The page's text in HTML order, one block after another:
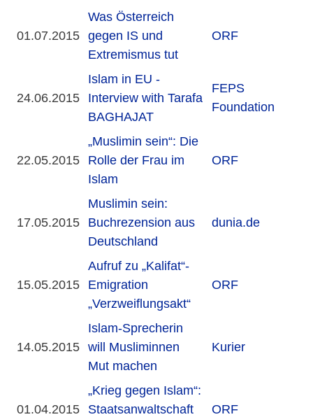
01.07.2015
Was Österreich
gegen IS und
Extremismus tut
ORF
24.06.2015
Islam in EU -
Interview with Tarafa
BAGHAJAT
FEPS
Foundation
22.05.2015
„Muslimin sein“: Die
Rolle der Frau im
Islam
ORF
17.05.2015
Muslimin sein:
Buchrezension aus
Deutschland
dunia.de
15.05.2015
Aufruf zu „Kalifat“-
Emigration
„Verzweiflungsakt“
ORF
14.05.2015
Islam-Sprecherin
will Musliminnen
Mut machen
Kurier
01.04.2015
„Krieg gegen Islam“:
Staatsanwaltschaft
ORF